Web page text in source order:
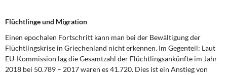
Flüchtlinge und Migration
Einen epochalen Fortschritt kann man bei der Bewältigung der
Flüchtlingskrise in Griechenland nicht erkennen. Im Gegenteil: Laut
EU-Kommission lag die Gesamtzahl der Flüchtlingsankünfte im Jahr
2018 bei 50.789 – 2017 waren es 41.720. Dies ist ein Anstieg von